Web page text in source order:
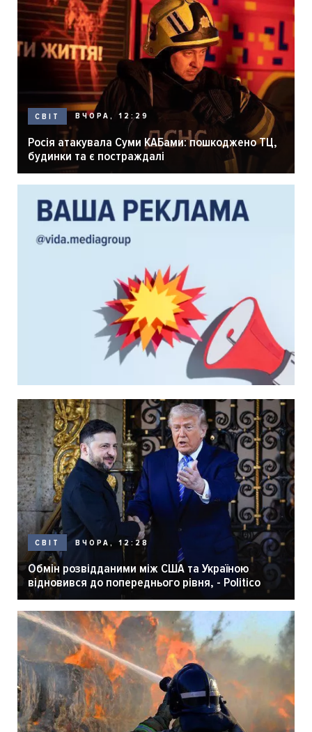
СВІТ ВЧОРА, 12:29
Росія атакувала Суми КАБами: пошкоджено ТЦ,
будинки та є постраждалі
СВІТ ВЧОРА, 12:28
Обмін розвідданими між США та Україною
відновився до попереднього рівня, - Politico